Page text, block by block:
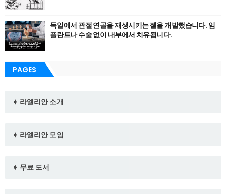
독일에서 관절 연골을 재생시키는 젤을 개발했습니다. 임
플란트나 수술 없이 내부에서 치유됩니다.
PAGES
➧ 라엘리안 소개
➧ 라엘리안 모임
➧ 무료 도서